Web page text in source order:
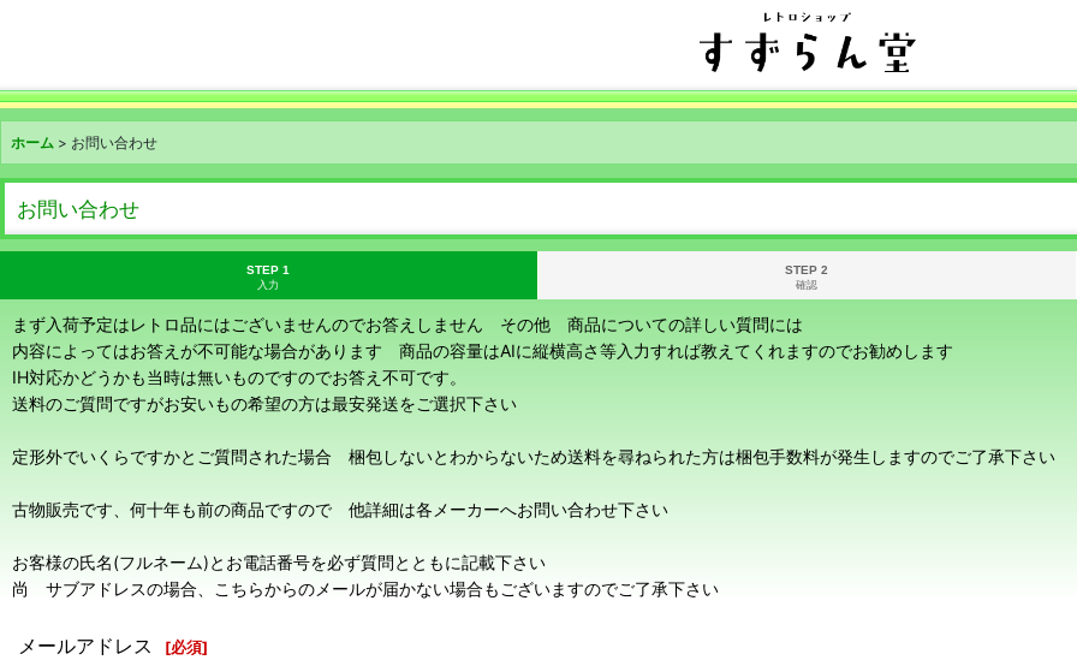
ホーム > お問い合わせ
お問い合わせ
STEP 1
入力
STEP 2
確認
まず入荷予定はレトロ品にはございませんのでお答えしません その他 商品についての詳しい質問には
内容によってはお答えが不可能な場合があります 商品の容量はAIに縦横高さ等入力すれば教えてくれますのでお勧めします
IH対応かどうかも当時は無いものですのでお答え不可です。
送料のご質問ですがお安いもの希望の方は最安発送をご選択下さい
定形外でいくらですかとご質問された場合 梱包しないとわからないため送料を尋ねられた方は梱包手数料が発生しますのでご了承下さい
古物販売です、何十年も前の商品ですので 他詳細は各メーカーへお問い合わせ下さい
お客様の氏名(フルネーム)とお電話番号を必ず質問とともに記載下さい
尚 サブアドレスの場合、こちらからのメールが届かない場合もございますのでご了承下さい
メールアドレス [必須]